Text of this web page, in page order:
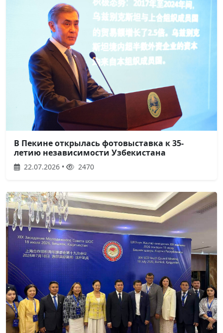
В Пекине открылась фотовыставка к 35-
летию независимости Узбекистана
22.07.2026 • 2470